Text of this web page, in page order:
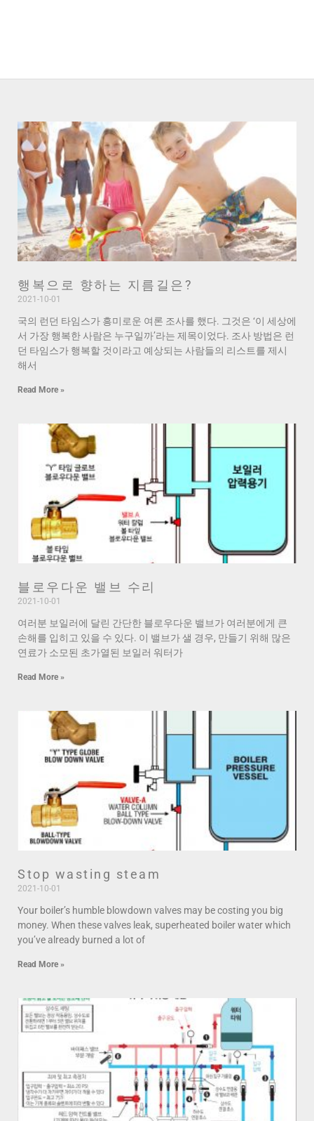
행복으로 향하는 지름길은?
2021-10-01
국의 런던 타임스가 흥미로운 여론 조사를 했다. 그것은 ‘이 세상에
서 가장 행복한 사람은 누구일까’라는 제목이었다. 조사 방법은 런
던 타임스가 행복할 것이라고 예상되는 사람들의 리스트를 제시
해서
Read More »
블로우다운 밸브 수리
2021-10-01
여러분 보일러에 달린 간단한 블로우다운 밸브가 여러분에게 큰
손해를 입히고 있을 수 있다. 이 밸브가 샐 경우, 만들기 위해 많은
연료가 소모된 초가열된 보일러 워터가
Read More »
Stop wasting steam
2021-10-01
Your boiler’s humble blowdown valves may be costing you big
money. When these valves leak, superheated boiler water which
you’ve already burned a lot of
Read More »
PagePagePage